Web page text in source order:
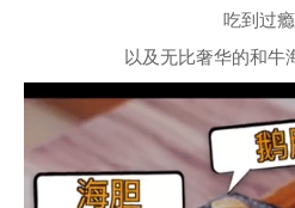
吃到过瘾
以及无比奢华的和牛